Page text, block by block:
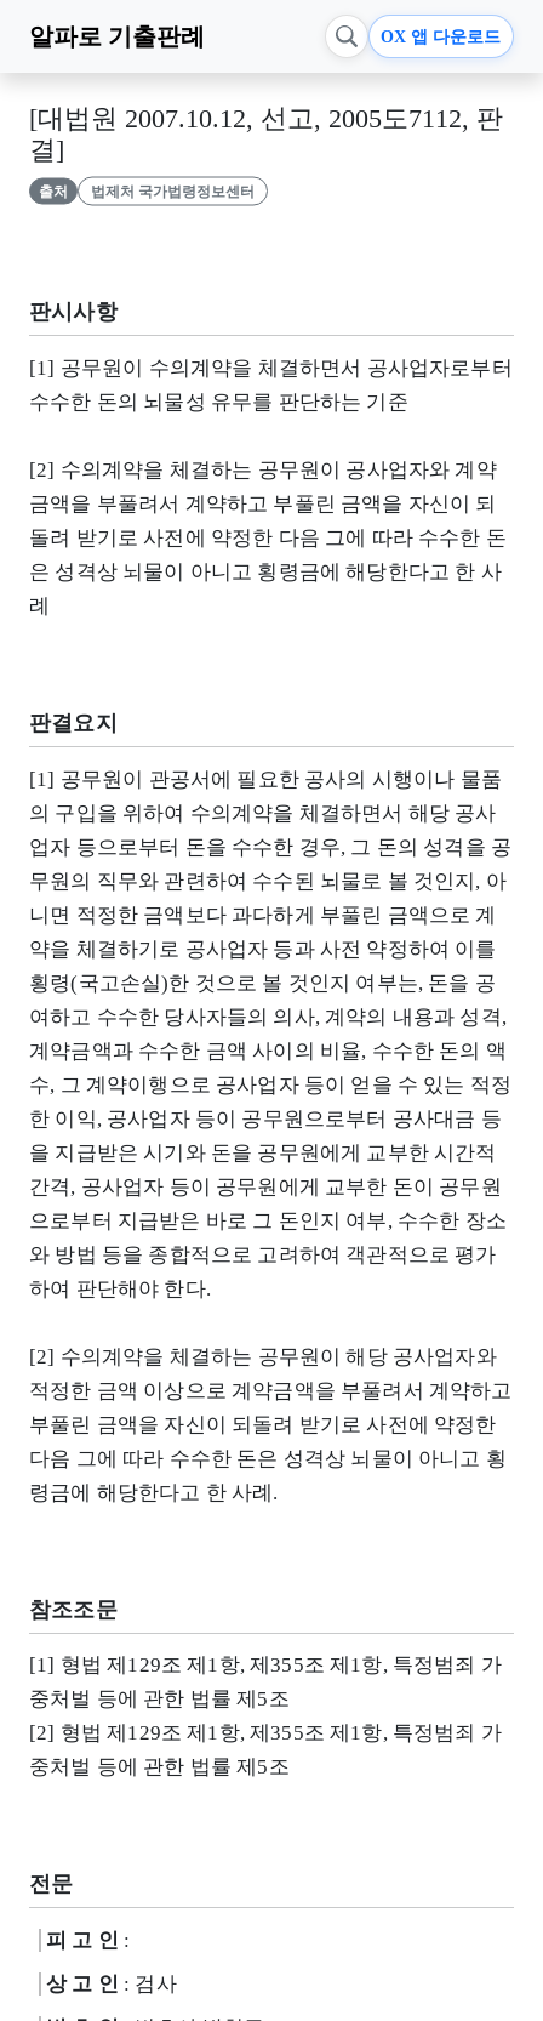
알파로 기출판례 OX 앱 다운로드
[대법원 2007.10.12, 선고, 2005도7112, 판
결]
출처 법제처 국가법령정보센터
판시사항
[1] 공무원이 수의계약을 체결하면서 공사업자로부터
수수한 돈의 뇌물성 유무를 판단하는 기준
[2] 수의계약을 체결하는 공무원이 공사업자와 계약
금액을 부풀려서 계약하고 부풀린 금액을 자신이 되
돌려 받기로 사전에 약정한 다음 그에 따라 수수한 돈
은 성격상 뇌물이 아니고 횡령금에 해당한다고 한 사
례
판결요지
[1] 공무원이 관공서에 필요한 공사의 시행이나 물품
의 구입을 위하여 수의계약을 체결하면서 해당 공사
업자 등으로부터 돈을 수수한 경우, 그 돈의 성격을 공
무원의 직무와 관련하여 수수된 뇌물로 볼 것인지, 아
니면 적정한 금액보다 과다하게 부풀린 금액으로 계
약을 체결하기로 공사업자 등과 사전 약정하여 이를
횡령(국고손실)한 것으로 볼 것인지 여부는, 돈을 공
여하고 수수한 당사자들의 의사, 계약의 내용과 성격,
계약금액과 수수한 금액 사이의 비율, 수수한 돈의 액
수, 그 계약이행으로 공사업자 등이 얻을 수 있는 적정
한 이익, 공사업자 등이 공무원으로부터 공사대금 등
을 지급받은 시기와 돈을 공무원에게 교부한 시간적
간격, 공사업자 등이 공무원에게 교부한 돈이 공무원
으로부터 지급받은 바로 그 돈인지 여부, 수수한 장소
와 방법 등을 종합적으로 고려하여 객관적으로 평가
하여 판단해야 한다.
[2] 수의계약을 체결하는 공무원이 해당 공사업자와
적정한 금액 이상으로 계약금액을 부풀려서 계약하고
부풀린 금액을 자신이 되돌려 받기로 사전에 약정한
다음 그에 따라 수수한 돈은 성격상 뇌물이 아니고 횡
령금에 해당한다고 한 사례.
참조조문
[1] 형법 제129조 제1항, 제355조 제1항, 특정범죄 가
중처벌 등에 관한 법률 제5조
[2] 형법 제129조 제1항, 제355조 제1항, 특정범죄 가
중처벌 등에 관한 법률 제5조
전문
피 고 인 :
상 고 인 : 검사